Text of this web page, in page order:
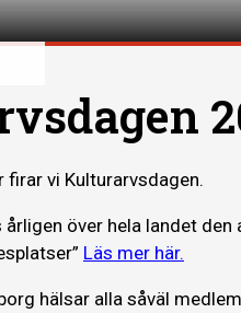
firar vi Kulturarvsdagen.
över hela landet
Läs mer här.
hälsar alla såväl